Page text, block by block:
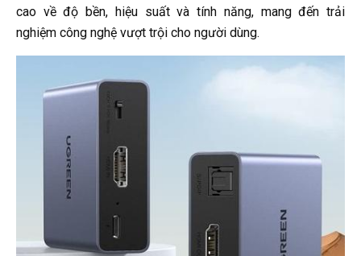
cao về độ bền, hiệu suất và tính năng, mang đến trải
nghiệm công nghệ vượt trội cho người dùng.